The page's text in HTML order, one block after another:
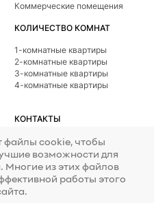
Коммерческие помещения
КОЛИЧЕСТВО КОМНАТ
1-комнатные квартиры
2-комнатные квартиры
3-комнатные квартиры
4-комнатные квартиры
КОНТАКТЫ
Телефон 078 277 717
ул. Тигина, 24
E-mail
office@mirax.md
файлы cookie, чтобы
возможности для
Многие из этих файлов
работы этого